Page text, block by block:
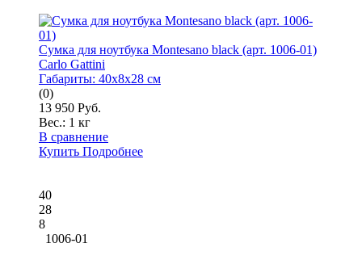
Сумка для ноутбука Montesano black (арт. 1006-01)
Carlo Gattini
Габариты: 40x8x28 см
(0)
13 950 Руб.
Вес.: 1 кг
В сравнение
Купить Подробнее
40
28
8
1006-01